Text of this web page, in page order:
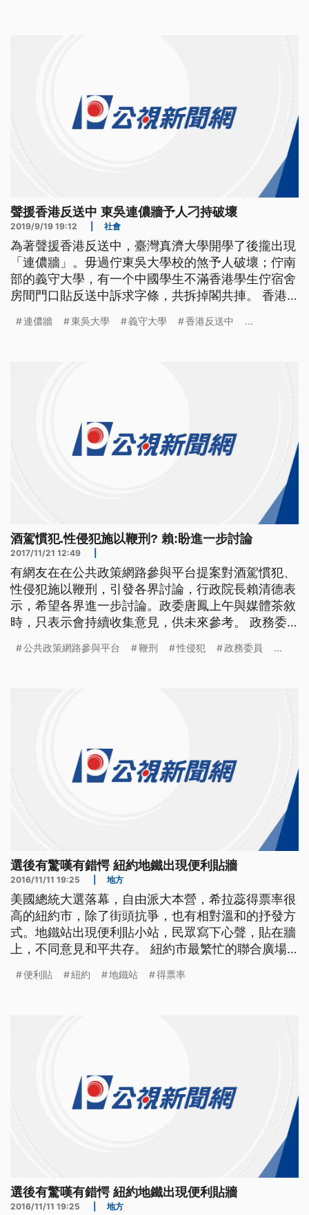
聲援香港反送中 東吳連儂牆予人刁持破壞
2019/9/19 19:12 社會
為著聲援香港反送中，臺灣真濟大學開學了後攏出現
「連儂牆」。毋過佇東吳大學校的煞予人破壞；佇南
部的義守大學，有一个中國學生不滿香港學生佇宿舍
房間門口貼反送中訴求字條，共拆掉閣共捙。 香港
二樓，這面由香港留學生Jackson申請的連儂牆，17
連儂牆 東吳大學 義守大學 香港反送中 ...
酒駕慣犯.性侵犯施以鞭刑? 賴:盼進一步討論
2017/11/21 12:49
有網友在在公共政策網路參與平台提案對酒駕慣犯、
性侵犯施以鞭刑，引發各界討論，行政院長賴清德表
示，希望各界進一步討論。政委唐鳳上午與媒體茶敘
時，只表示會持續收集意見，供未來參考。 政務委
唐鳳21日舉行媒體茶敘，媒體關注公共政策網路參與
公共政策網路參與平台 鞭刑 性侵犯 政務委員 ...
選後有驚嘆有錯愕 紐約地鐵出現便利貼牆
2016/11/11 19:25 地方
美國總統大選落幕，自由派大本營，希拉蕊得票率很
高的紐約市，除了街頭抗爭，也有相對溫和的抒發方
式。地鐵站出現便利貼小站，民眾寫下心聲，貼在牆
上，不同意見和平共存。 紐約市最繁忙的聯合廣場
了一點溫馨。一面貼滿彩色便利貼的磁磚牆，道盡紐
便利貼 紐約 地鐵站 得票率
選後有驚嘆有錯愕 紐約地鐵出現便利貼牆
2016/11/11 19:25 地方